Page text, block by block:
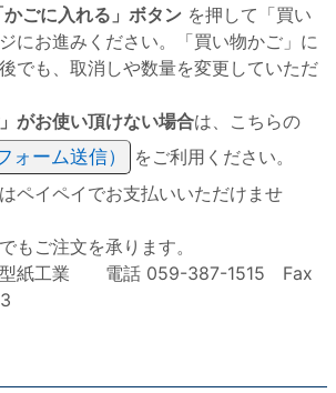
かごに入れる」ボタン を押して「買い
にお進みください。「買い物かご」に
でも、取消しや数量を変更していただ
がお使い頂けない場合は、こちらの
ォーム送信）
をご利用ください。
はペイペイでお支払いいただけませ
もご注文を承ります。
型紙工業 電話 059-387-1515 Fax